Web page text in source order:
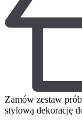
Zamów zestaw
stylową dekorację